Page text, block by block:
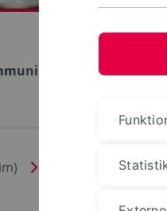
Information
Nachrichten